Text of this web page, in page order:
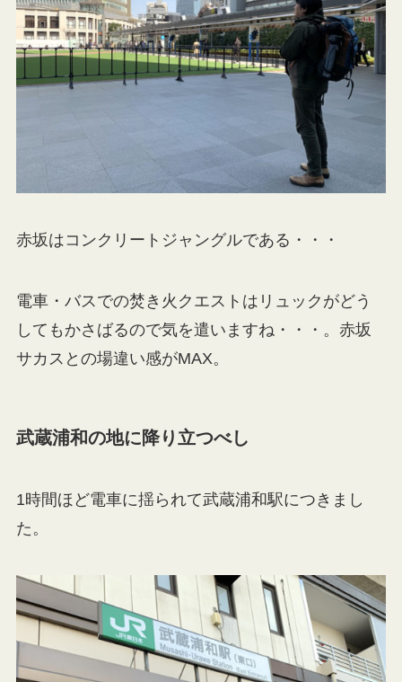
赤坂はコンクリートジャングルである・・・
電車・バスでの焚き火クエストはリュックがどう
してもかさばるので気を遣いますね・・・。赤坂
サカスとの場違い感がMAX。
武蔵浦和の地に降り立つべし
1時間ほど電車に揺られて武蔵浦和駅につきまし
た。